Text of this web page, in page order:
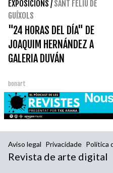
EXPOSICIONS / SANT FELIU DE
GUÍXOLS
"24 HORAS DEL DÍA" DE
JOAQUIM HERNÁNDEZ A
GALERIA DUVÁN
bonart
Aviso legal Privacidade Política
Revista de arte digital